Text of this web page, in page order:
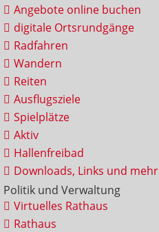
Angebote online buchen
digitale Ortsrundgänge
Radfahren
Wandern
Reiten
Ausflugsziele
Spielplätze
Aktiv
Hallenfreibad
Downloads, Links und mehr
Politik und Verwaltung
Virtuelles Rathaus
Rathaus